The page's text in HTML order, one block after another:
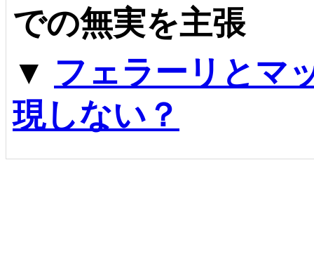
での無実を主張
▼ フェラーリとマ
現しない？